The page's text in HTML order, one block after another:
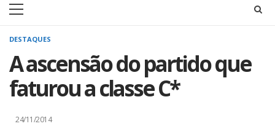
Primary
DESTAQUES
A ascensão do partido que
faturou a classe C*
24/11/2014